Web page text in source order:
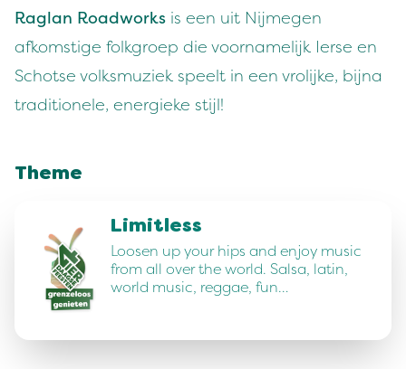
Raglan Roadworks is een uit Nijmegen
afkomstige folkgroep die voornamelijk Ierse en
Schotse volksmuziek speelt in een vrolijke, bijna
traditionele, energieke stijl!
Theme
Limitless
Loosen up your hips and enjoy music
from all over the world. Salsa, latin,
world music, reggae, fun…